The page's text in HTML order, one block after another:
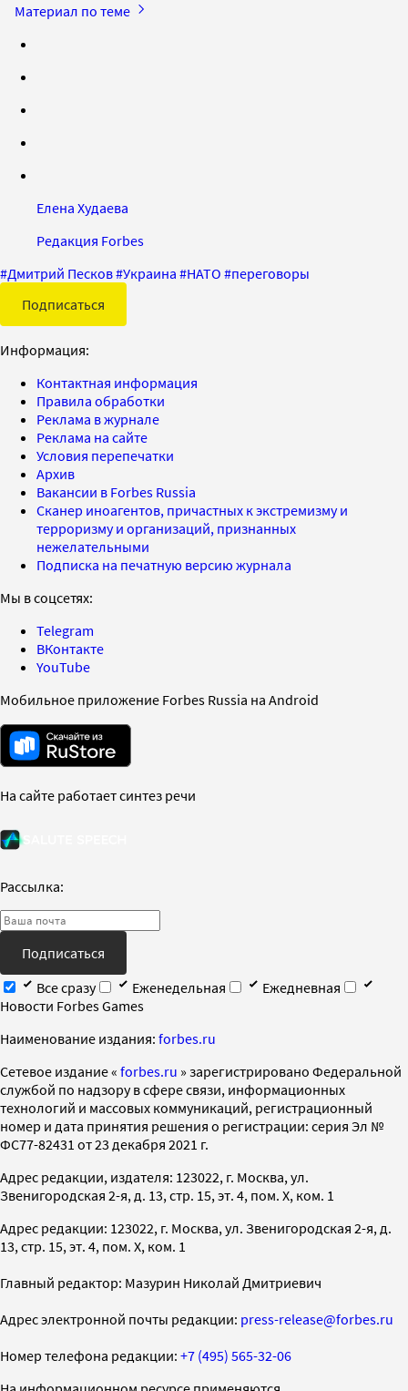
Материал по теме
Елена Худаева
Редакция Forbes
#Дмитрий Песков#Украина #НАТО #переговоры
Подписаться
Информация:
Контактная информация
Правила обработки
Реклама в журнале
Реклама на сайте
Условия перепечатки
Архив
Вакансии в Forbes Russia
Сканер иноагентов, причастных к экстремизму и
терроризму и организаций, признанных
нежелательными
Подписка на печатную версию журнала
Мы в соцсетях:
Telegram
ВКонтакте
YouTube
Мобильное приложение Forbes Russia на Android
На сайте работает синтез речи
Рассылка:
Подписаться
Все сразу
Еженедельная
Ежедневная
Новости Forbes Games
Наименование издания: forbes.ru
Cетевое издание « forbes.ru » зарегистрировано Федеральной
службой по надзору в сфере связи, информационных
технологий и массовых коммуникаций, регистрационный
номер и дата принятия решения о регистрации: серия Эл №
ФС77-82431 от 23 декабря 2021 г.
Адрес редакции, издателя: 123022, г. Москва, ул.
Звенигородская 2-я, д. 13, стр. 15, эт. 4, пом. X, ком. 1
Адрес редакции: 123022, г. Москва, ул. Звенигородская 2-я, д.
13, стр. 15, эт. 4, пом. X, ком. 1
Главный редактор: Мазурин Николай Дмитриевич
Адрес электронной почты редакции: press-release@forbes.ru
Номер телефона редакции: +7 (495) 565-32-06